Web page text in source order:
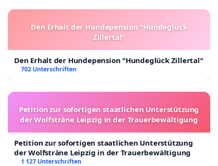
Den Erhalt der Hundepension "Hundeglück
Zillertal"
Den Erhalt der Hundepension "Hundeglück Zillertal"
702 Unterschriften
Petition zur sofortigen staatlichen Unterstützung
der Wolfsträne Leipzig in der Trauerbewältigung
Petition zur sofortigen staatlichen Unterstützung
der Wolfsträne Leipzig in der Trauerbewältigung
1 127 Unterschriften